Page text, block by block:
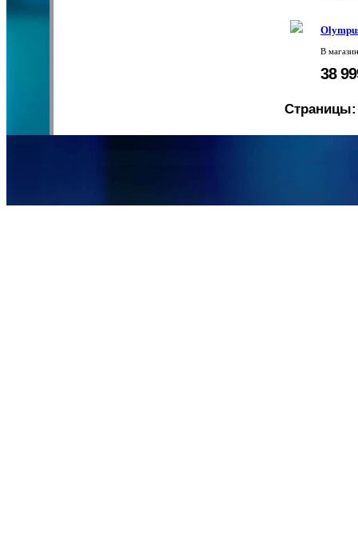
В
38
Страницы: